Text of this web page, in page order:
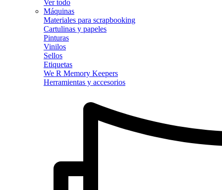
Ver todo
Máquinas
Materiales para scrapbooking
Cartulinas y papeles
Pinturas
Vinilos
Sellos
Etiquetas
We R Memory Keepers
Herramientas y accesorios